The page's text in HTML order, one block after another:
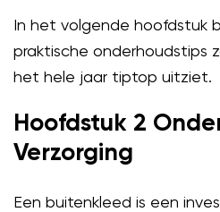
In het volgende hoofdstuk
praktische onderhoudstips
het hele jaar tiptop uitziet.
Hoofdstuk 2
Verzorging
Een buitenkleed is een